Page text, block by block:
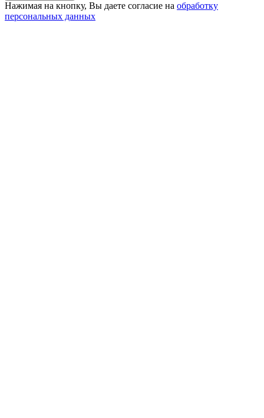
Нажимая на кнопку, Вы даете согласие на обработку
персональных данных